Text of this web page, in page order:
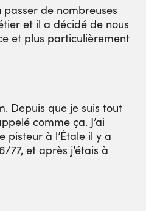
passer de nombreuses
et il a décidé de nous
et plus particulièrement
Depuis que je suis tout
comme ça. J’ai
pisteur à l’Étale il y a
77, et après j’étais à